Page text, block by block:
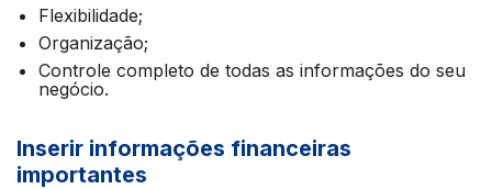
Flexibilidade;
Organização;
Controle completo de todas as informações do seu
negócio.
Inserir informações financeiras
importantes